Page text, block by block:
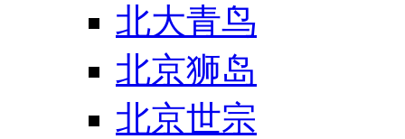
北大青鸟
北京狮岛
北京世宗